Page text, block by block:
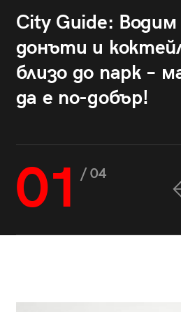
City Guide:
донъти и
близо до парк –
да е по-добър!
01 / 04